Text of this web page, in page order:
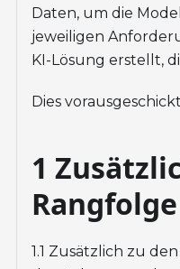
Daten, um die
jeweiligen
KI-Lösung erstellt,
Dies
1
Rangfolge
1.1 Zusätzlich zu